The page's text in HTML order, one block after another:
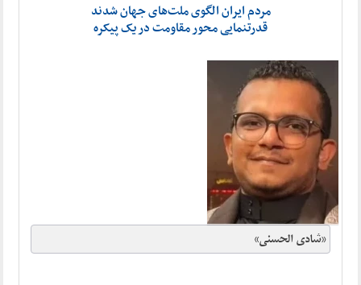
مردم ایران الگوی ملت‌های جهان شدند
قدرتنمایی محور مقاومت در یک پیکره
«شادی الحسنی»